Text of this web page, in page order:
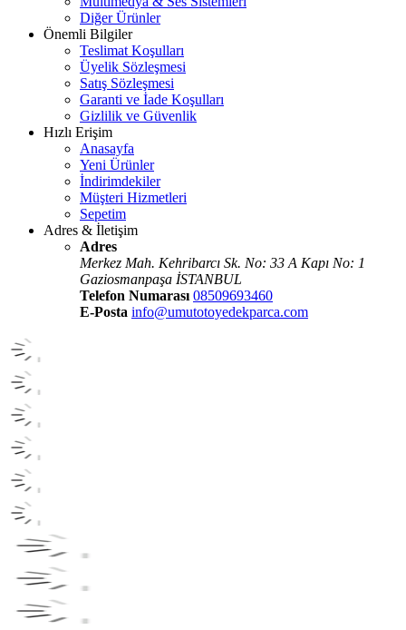
Diğer Ürünler
Önemli Bilgiler
Teslimat Koşulları
Üyelik Sözleşmesi
Satış Sözleşmesi
Garanti ve İade Koşulları
Gizlilik ve Güvenlik
Hızlı Erişim
Anasayfa
Yeni Ürünler
İndirimdekiler
Müşteri Hizmetleri
Sepetim
Adres & İletişim
Adres
Merkez Mah. Kehribarcı Sk. No: 33 A Kapı No: 1
Gaziosmanpaşa İSTANBUL
Telefon Numarası 08509693460
E-Posta info@umutotoyedekparca.com